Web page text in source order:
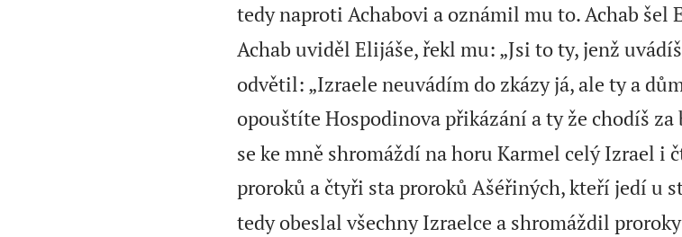
tedy naproti Achabovi a oznámil mu to. Achab šel
Achab uviděl Elijáše, řekl mu: „Jsi to ty, jenž
odvětil: „Izraele neuvádím do zkázy já, ale ty a
opouštíte Hospodinova přikázání a ty že chodíš za
se ke mně shromáždí na horu Karmel celý Izrael i
proroků a čtyři sta proroků Ašéřiných, kteří jedí u
tedy obeslal všechny Izraelce a shromáždil